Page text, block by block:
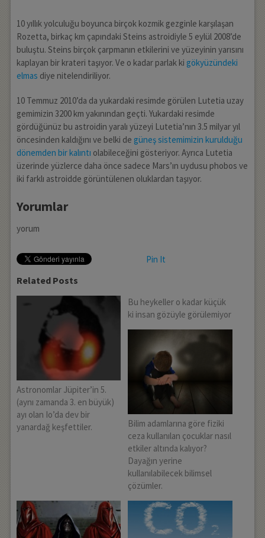
10 yıllık yolculuğu boyunca birçok kozmik gezginle karşılaşan
Rozetta, birkaç km çapındaki Steins astroidiyle 5 eylül 2008’de
buluştu. Steins birçok çarpmanın etkilerini ve yüzeyinin yarısını
kaplayan bir krateri taşıyor. Ve o kadar parlak ki gökyüzündeki
elmas diye nitelendiriliyor.
10 Temmuz 2010’da da yukardaki resimde görülen Lutetia uzay
gemimizin 3200 km yakınından geçti. Yukardaki resimde
gördüğünüz bu astroidin yaralı yüzeyi Lutetia’nın 3.5 milyar yıl
öncesinden kaldığını ve belki de güneş sistemimizin kurulduğu
dönemden bir kalıntı olabileceğini gösteriyor. Ayrıca Lutetia
üzerinde yüzlerce daha önce sadece Mars’ın uydusu phobos ve
iki farklı astroidde görüntülenen oluklardan taşıyor.
Yorumlar
yorum
Pin It
Related Posts
Astronomlar Jüpiter’in 5.
(aynı zamanda 3. en büyük)
ayı olan Io’da dev bir
yanardağ keşfettiler.
Bu heykeller o kadar küçük
ki insan gözüyle görülemiyor
Bilim adamlarına göre fiziki
ceza kullanılan çocuklar nasıl
etkiler altında kalıyor?
Dayağın yerine
kullanılabilecek bilimsel
çözümler.